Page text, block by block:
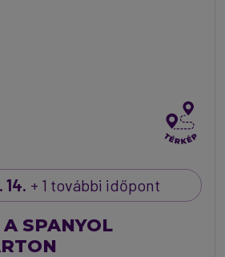
14. + 1 további időpont
SPANYOL